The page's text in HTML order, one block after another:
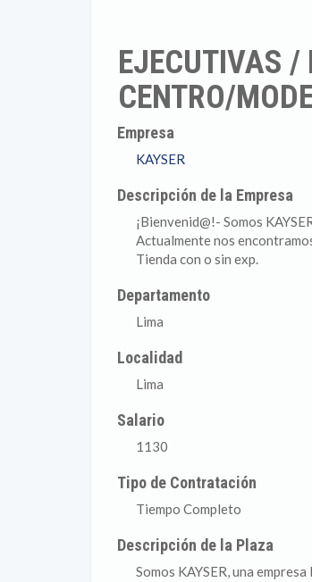
EJECUTIVAS /
CENTRO/
Empresa
KAYSER
Descripción de la Empresa
¡Bienvenid@!- Somos
Actualmente nos
Tienda con o sin exp.
Departamento
Lima
Localidad
Lima
Salario
1130
Tipo de Contratación
Tiempo Completo
Descripción de la Plaza
Somos KAYSER, una